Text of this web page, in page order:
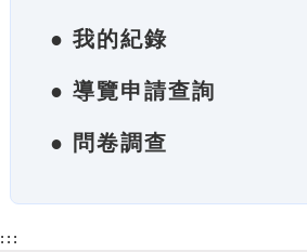
● 我的紀錄
● 導覽申請查詢
● 問卷調查
:::